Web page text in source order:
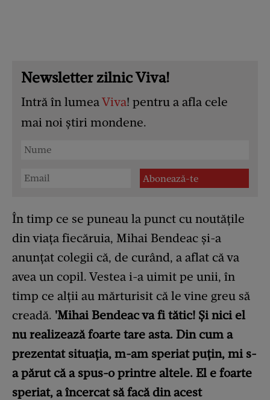
Newsletter zilnic Viva!
Intră în lumeaViva! pentru a afla cele
mai noi știri mondene.
În timp ce se puneau la punct cu noutățile
din viața fiecăruia, Mihai Bendeac și-a
anunțat colegii că, de curând, a aflat că va
avea un copil. Vestea i-a uimit pe unii, în
timp ce alții au mărturisit că le vine greu să
creadă. 'Mihai Bendeac va fi tătic! Și nici el
nu realizează foarte tare asta. Din cum a
prezentat situația, m-am speriat puțin, mi s-
a părut că a spus-o printre altele. El e foarte
speriat, a încercat să facă din acest